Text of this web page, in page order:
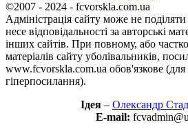
©2007 - 2024 - fcvorskla.com.ua
Адміністрація сайту може не
несе відповідальності за авторські
інших сайтів. При повному, або
матеріалів сайту уболівальників,
www.fcvorskla.com.ua обов'язкове (для
гіперпосилання).
Ідея – Олександр
E-mail: